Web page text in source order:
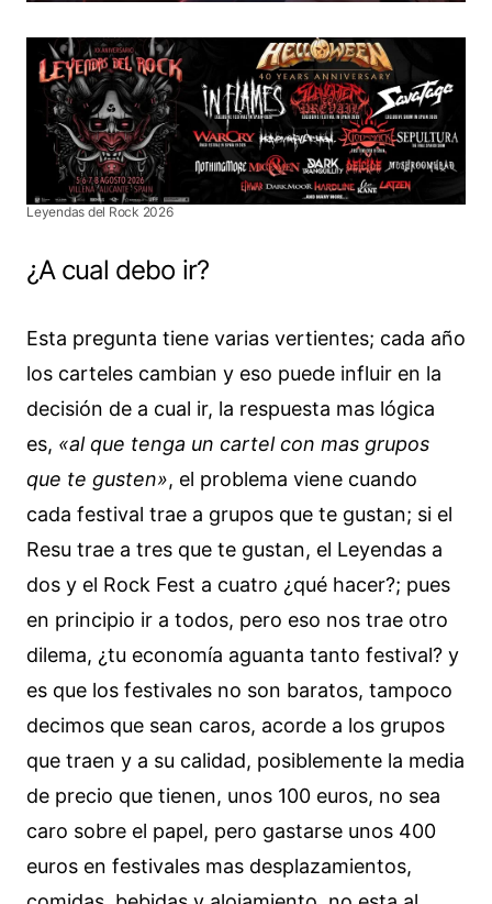
Leyendas del Rock 2026
¿A cual debo ir?
Esta pregunta tiene varias vertientes; cada año
los carteles cambian y eso puede influir en la
decisión de a cual ir, la respuesta mas lógica
es, «al que tenga un cartel con mas grupos
que te gusten», el problema viene cuando
cada festival trae a grupos que te gustan; si el
Resu trae a tres que te gustan, el Leyendas a
dos y el Rock Fest a cuatro ¿qué hacer?; pues
en principio ir a todos, pero eso nos trae otro
dilema, ¿tu economía aguanta tanto festival? y
es que los festivales no son baratos, tampoco
decimos que sean caros, acorde a los grupos
que traen y a su calidad, posiblemente la media
de precio que tienen, unos 100 euros, no sea
caro sobre el papel, pero gastarse unos 400
euros en festivales mas desplazamientos,